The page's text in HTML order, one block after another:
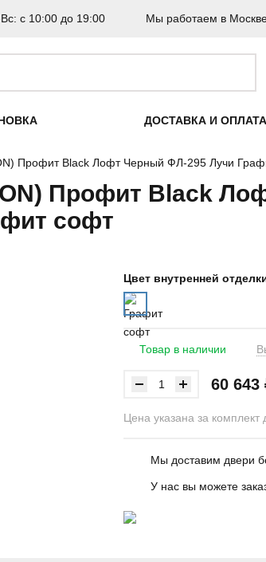
с 10:00 до 19:00 Мы работаем в
ДОСТАВКА И ОПЛАТА
Профит Black Лофт Черный ФЛ-295 Лучи
Профит Black
софт
Цвет внутренней
Товар в наличии
60 643
Цена указана за комплект
Мы доставим двери
У нас вы можете